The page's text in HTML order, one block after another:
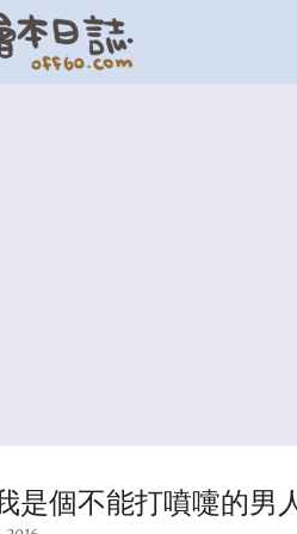
是個不能打噴嚏的男